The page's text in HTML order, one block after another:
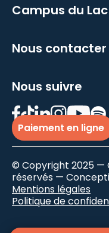
Campus du
Nous contacter
Nous suivre
Paiement en ligne
© Copyright 2025 —
réservés —
Mentions légales
Politique de